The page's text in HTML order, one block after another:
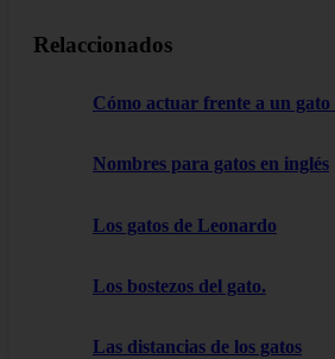
Relaccionados
Cómo actuar frente a un gato
Nombres para gatos en inglés
Los gatos de Leonardo
Los bostezos del gato.
Las distancias de los gatos